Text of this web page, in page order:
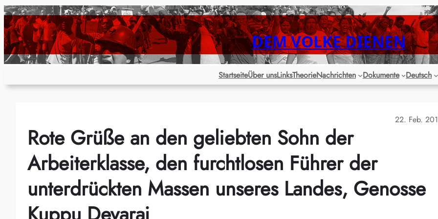
Zum
Inhalt
springen
DEM VOLKE DIENEN
StartseiteÜber unsLinksTheorieNachrichten Dokumente Deutsch
22. Feb.
Rote Grüße an den geliebten Sohn der
Arbeiterklasse, den furchtlosen Führer der
unterdrückten Massen unseres Landes, Genosse